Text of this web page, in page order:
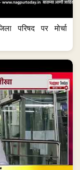
परिषद पर मोर्चा